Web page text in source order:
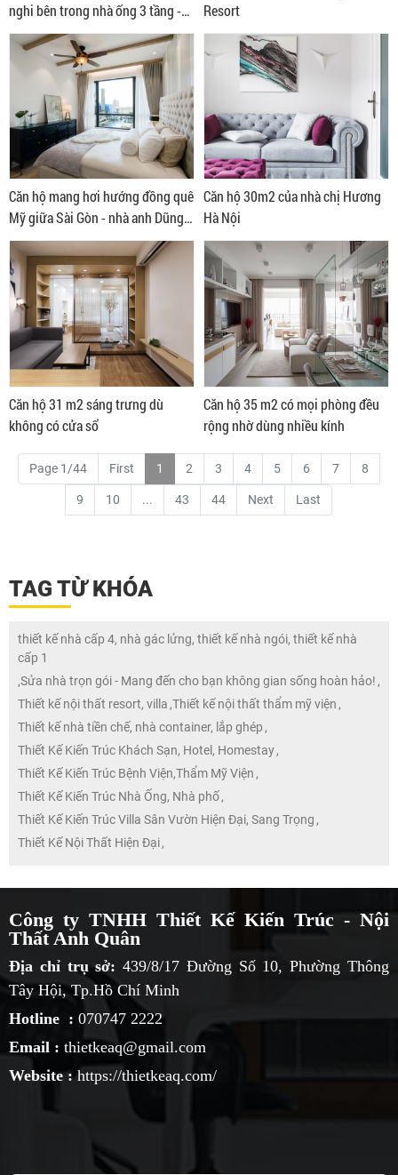
nghi bên trong nhà ống 3 tầng -
nhà anh Giang ở Bình Thạnh
Resort
Căn hộ mang hơi hướng đồng quê
Mỹ giữa Sài Gòn - nhà anh Dũng
quận 2
Căn hộ 30m2 của nhà chị Hương
Hà Nội
Căn hộ 31 m2 sáng trưng dù
không có cửa sổ
Căn hộ 35 m2 có mọi phòng đều
rộng nhờ dùng nhiều kính
Page 1/44 First 1 2 3 4 5 6 7 8
9 10 ... 43 44 Next Last
TAG TỪ KHÓA
thiết kế nhà cấp 4, nhà gác lửng, thiết kế nhà ngói, thiết kế nhà
cấp 1
,Sửa nhà trọn gói - Mang đến cho bạn không gian sống hoàn hảo! ,
Thiết kế nội thất resort, villa ,Thiết kế nội thất thẩm mỹ viện ,
Thiết kế nhà tiền chế, nhà container, lắp ghép ,
Thiết Kế Kiến Trúc Khách Sạn, Hotel, Homestay,
Thiết Kế Kiến Trúc Bệnh Viện,Thẩm Mỹ Viện ,
Thiết Kế Kiến Trúc Nhà Ống, Nhà phố,
Thiết Kế Kiến Trúc Villa Sân Vườn Hiện Đại, Sang Trọng ,
Thiết Kế Nội Thất Hiện Đại,
Công ty TNHH Thiết Kế Kiến Trúc - Nội
Thất Anh Quân
Địa chỉ trụ sở: 439/8/17 Đường Số 10, Phường Thông
Tây Hội, Tp.Hồ Chí Minh
Hotline : 070747 2222
Email : thietkeaq@gmail.com
Website : https://thietkeaq.com/